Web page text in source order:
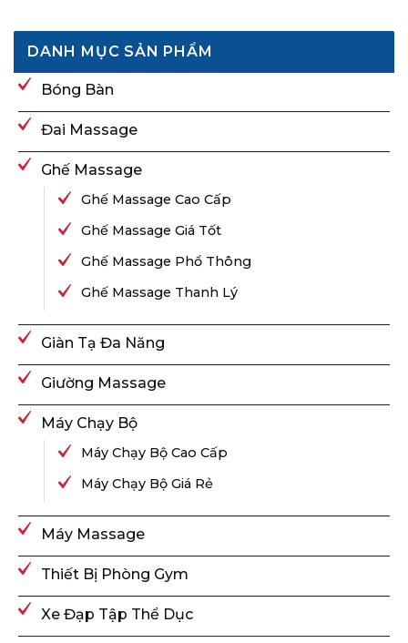
DANH MỤC SẢN PHẨM
Bóng Bàn
Đai Massage
Ghế Massage
Ghế Massage Cao Cấp
Ghế Massage Giá Tốt
Ghế Massage Phổ Thông
Ghế Massage Thanh Lý
Giàn Tạ Đa Năng
Giường Massage
Máy Chạy Bộ
Máy Chạy Bộ Cao Cấp
Máy Chạy Bộ Giá Rẻ
Máy Massage
Thiết Bị Phòng Gym
Xe Đạp Tập Thể Dục